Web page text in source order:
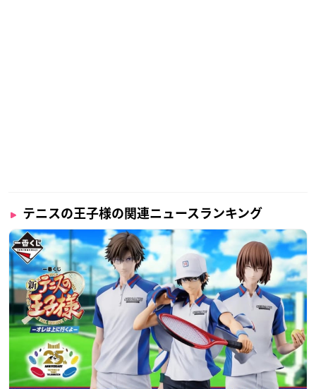
テニスの王子様の関連ニュースランキング